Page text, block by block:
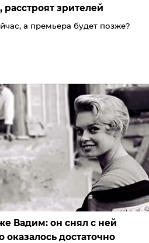
зрителей
а премьера будет позже?
Вадим: он снял с ней
достаточно